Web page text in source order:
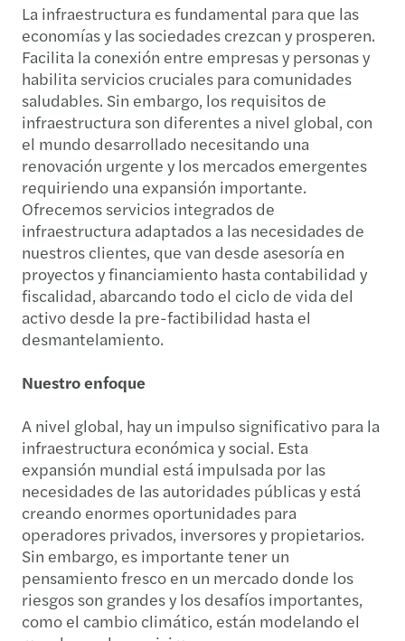
La infraestructura es fundamental para que las
economías y las sociedades crezcan y prosperen.
Facilita la conexión entre empresas y personas y
habilita servicios cruciales para comunidades
saludables. Sin embargo, los requisitos de
infraestructura son diferentes a nivel global, con
el mundo desarrollado necesitando una
renovación urgente y los mercados emergentes
requiriendo una expansión importante.
Ofrecemos servicios integrados de
infraestructura adaptados a las necesidades de
nuestros clientes, que van desde asesoría en
proyectos y financiamiento hasta contabilidad y
fiscalidad, abarcando todo el ciclo de vida del
activo desde la pre-factibilidad hasta el
desmantelamiento.
Nuestro enfoque
A nivel global, hay un impulso significativo para la
infraestructura económica y social. Esta
expansión mundial está impulsada por las
necesidades de las autoridades públicas y está
creando enormes oportunidades para
operadores privados, inversores y propietarios.
Sin embargo, es importante tener un
pensamiento fresco en un mercado donde los
riesgos son grandes y los desafíos importantes,
como el cambio climático, están modelando el